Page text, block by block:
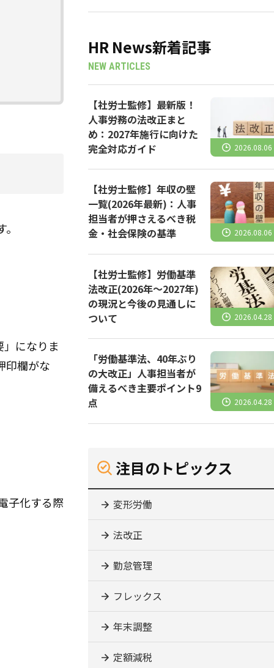
になりま
印欄がな
子化する際
HR News新着記事
NEW ARTICLES
【社労士監修】最新版！
人事労務の法改正まと
め：2027年施行に向けた
完全対応ガイド
2026.08.06
【社労士監修】年収の壁
一覧(2026年最新)：人事
担当者が押さえるべき税
金・社会保険の基準
2026.08.06
【社労士監修】労働基準
法改正(2026年～2027年)
の現況と今後の見通しに
ついて
2026.04.28
「労働基準法、40年ぶり
の大改正」人事担当者が
備えるべき主要ポイント9
点
2026.04.28
注目のトピックス
変形労働
法改正
勤怠管理
フレックス
年末調整
定額減税